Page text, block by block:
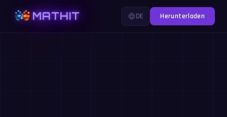
MATHIT DE Herunterladen